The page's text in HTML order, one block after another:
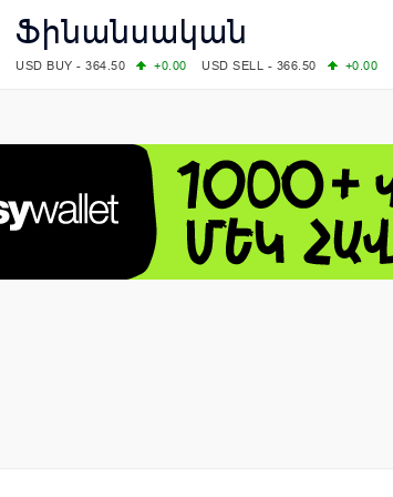
Ֆինանսական
USD BUY - 364.50 +0.00 USD SELL - 366.50
+0.00
COMEX: PLATINUM - 1749.90
LME: ALUMINIUM - 3184.00
-0.27 COPPER - 13791.00
LME: NICKEL - 17249.00
+0.09 TIN - 55268.00
+2.50
LME: LEAD - 1877.50
-1.00 ZINC - 3643.00
+1.43
FOREX: USD/JPY - 158.37
+0.44 EUR/GBP - 1.1521
FOREX: EUR/USD - 1.1521
-0.23 GBP/USD - 1.3448